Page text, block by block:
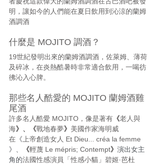
明，讓如今的人們能在夏日飲用到沁涼的蘭姆
酒調酒
什麼是 MOJITO 調酒？
19世紀發明出來的蘭姆酒調酒，佐萊姆、薄荷
及碎冰，在炎熱酷暑時非常適合飲用，一喝彷
彿沁入心脾。
那些名人酷愛的 MOJITO 蘭姆酒雞
尾酒
許多名人酷愛 MOJITO，像是著有 《老人與
海》、《戰地春夢》 美國作家海明威
在 《 上帝創造女人 Et Dieu... créa la femme
》、
《輕蔑 Le mépris; Contempt》 演出女主
角的法國性感演員「性感小貓」碧姬·芭杜